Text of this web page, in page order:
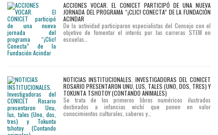
ACCIONES VOCAR. EL CONICET PARTICIPÓ DE UNA NUEVA
JORNADA DEL PROGRAMA “¡CLIC! CONECTA” DE LA FUNDACIÓN
ACINDAR
De la actividad participaron especialistas del Consejo con el
objetivo de fomentar el interés por las carreras STEM en
escuelas…
NOTICIAS INSTITUCIONALES. INVESTIGADORAS DEL CONICET
ROSARIO PRESENTARON UNU, LUS, TALES (UNO, DOS, TRES) Y
TOKUNTA TSHOTOY (CONTANDO ANIMALES)
Se trata de los primeros libros numéricos ilustrados
destinados a infancias wichí que ponen en valor
conocimientos culturales, saberes y…